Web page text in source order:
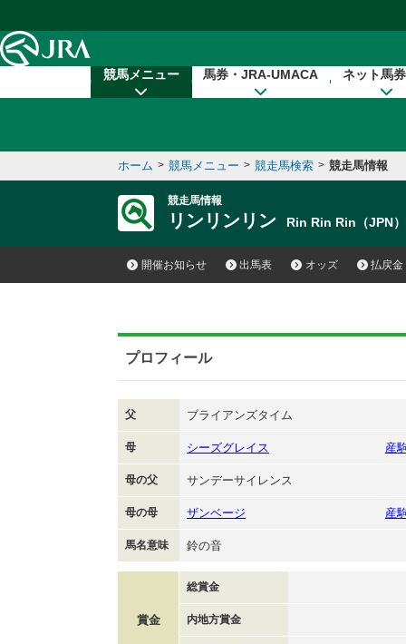
競馬メニュー 馬券・JRA-UMACA ネット馬
ホーム > 競馬メニュー > 競走馬検索 > 競走馬情報
競走馬情報
リンリンリン Rin Rin Rin（JPN）
開催お知らせ 出馬表 オッズ 払戻金
プロフィール
父 ブライアンズタイム
母 シーズグレイス 産
母の父 サンデーサイレンス
母の母 ザンベージ 産
馬名意味 鈴の音
賞金
総賞金
内地方賞金